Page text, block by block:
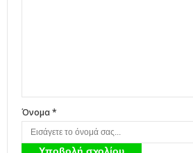
Όνομα *